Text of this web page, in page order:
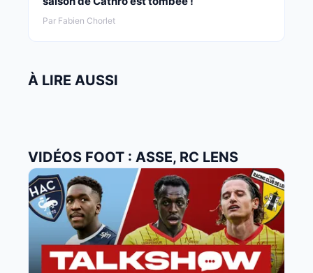
Par Fabien Chorlet
À LIRE AUSSI
VIDÉOS FOOT : ASSE, RC LENS